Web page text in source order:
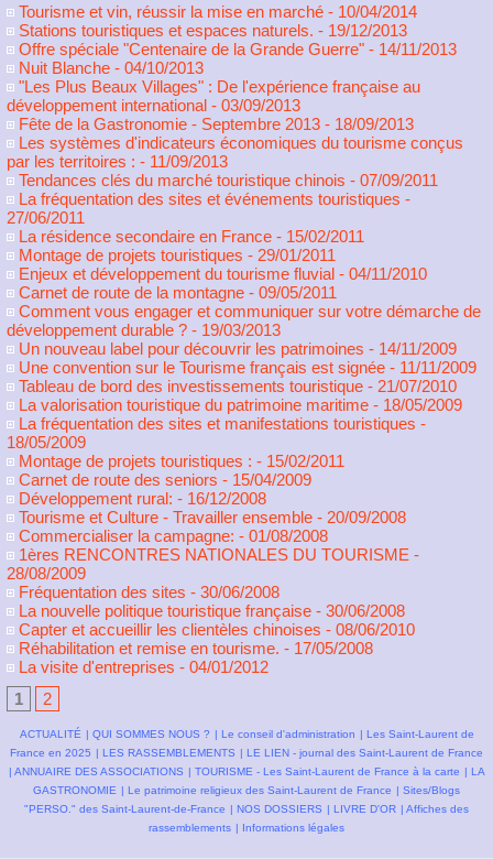
Tourisme et vin, réussir la mise en marché - 10/04/2014
Stations touristiques et espaces naturels. - 19/12/2013
Offre spéciale "Centenaire de la Grande Guerre" - 14/11/2013
Nuit Blanche - 04/10/2013
"Les Plus Beaux Villages" : De l'expérience française au
développement international - 03/09/2013
Fête de la Gastronomie - Septembre 2013 - 18/09/2013
Les systèmes d'indicateurs économiques du tourisme conçus
par les territoires : - 11/09/2013
Tendances clés du marché touristique chinois - 07/09/2011
La fréquentation des sites et événements touristiques -
27/06/2011
La résidence secondaire en France - 15/02/2011
Montage de projets touristiques - 29/01/2011
Enjeux et développement du tourisme fluvial - 04/11/2010
Carnet de route de la montagne - 09/05/2011
Comment vous engager et communiquer sur votre démarche de
développement durable ? - 19/03/2013
Un nouveau label pour découvrir les patrimoines - 14/11/2009
Une convention sur le Tourisme français est signée - 11/11/2009
Tableau de bord des investissements touristique - 21/07/2010
La valorisation touristique du patrimoine maritime - 18/05/2009
La fréquentation des sites et manifestations touristiques -
18/05/2009
Montage de projets touristiques : - 15/02/2011
Carnet de route des seniors - 15/04/2009
Développement rural: - 16/12/2008
Tourisme et Culture - Travailler ensemble - 20/09/2008
Commercialiser la campagne: - 01/08/2008
1ères RENCONTRES NATIONALES DU TOURISME -
28/08/2009
Fréquentation des sites - 30/06/2008
La nouvelle politique touristique française - 30/06/2008
Capter et accueillir les clientèles chinoises - 08/06/2010
Réhabilitation et remise en tourisme. - 17/05/2008
La visite d'entreprises - 04/01/2012
1
2
ACTUALITÉ | QUI SOMMES NOUS ? | Le conseil d'administration | Les Saint-Laurent de
France en 2025 | LES RASSEMBLEMENTS | LE LIEN - journal des Saint-Laurent de France
| ANNUAIRE DES ASSOCIATIONS | TOURISME - Les Saint-Laurent de France à la carte | LA
GASTRONOMIE | Le patrimoine religieux des Saint-Laurent de France | Sites/Blogs
"PERSO." des Saint-Laurent-de-France | NOS DOSSIERS | LIVRE D'OR | Affiches des
rassemblements | Informations légales